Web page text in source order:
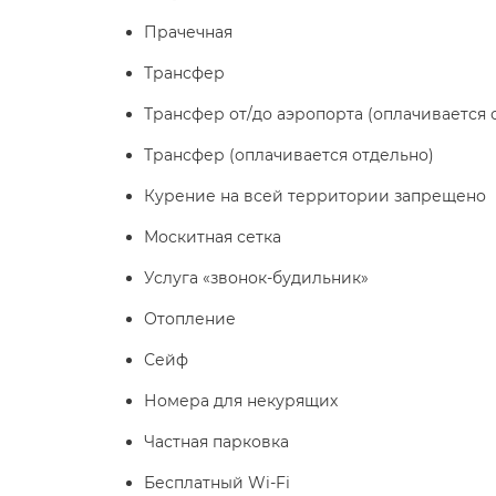
Прачечная
Трансфер
Трансфер от/до аэропорта (оплачивается
Трансфер (оплачивается отдельно)
Курение на всей территории запрещено
Москитная сетка
Услуга «звонок-будильник»
Отопление
Сейф
Номера для некурящих
Частная парковка
Бесплатный Wi-Fі